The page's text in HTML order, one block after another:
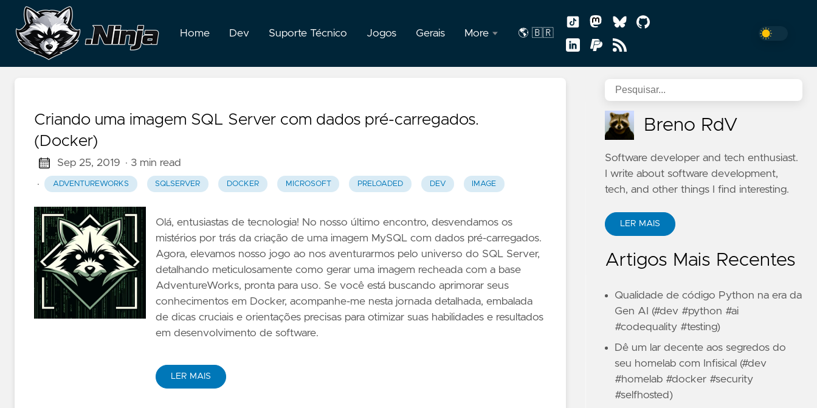
Home Dev Suporte Técnico Jogos Gerais More
F.A.Q
🌎 🇧🇷
🇧🇷
Criando uma imagem SQL Server com dados pré-carregados.
(Docker)
Sep 25, 2019 · 3 min read
·
ADVENTUREWORKS SQLSERVER DOCKER MICROSOFT PRELOADED DEV IMAGE
Olá, entusiastas de tecnologia! No nosso último encontro, desvendamos os
mistérios por trás da criação de uma imagem MySQL com dados pré-carregados.
Agora, elevamos nosso jogo ao nos aventurarmos pelo universo do SQL Server,
detalhando meticulosamente como gerar uma imagem recheada com a base
AdventureWorks, pronta para uso. Se você está buscando aprimorar seus
conhecimentos em Docker, acompanhe-me nesta jornada detalhada, embalada
de dicas cruciais e orientações precisas para otimizar suas habilidades e resultados
em desenvolvimento de software.
LER MAIS
Breno RdV
Software developer and tech enthusiast.
I write about software development,
tech, and other things I find interesting.
LER MAIS
Artigos Mais Recentes
Qualidade de código Python na era da
Gen AI (#dev #python #ai
#codequality #testing)
Dê um lar decente aos segredos do
seu homelab com Infisical (#dev
#homelab #docker #security
#selfhosted)